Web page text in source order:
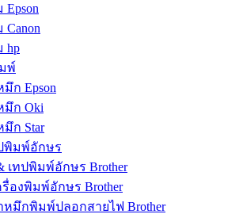
Epson
Canon
hp
พ์
ก Epson
มึก Oki
ก Star
พิมพ์อักษร
เทปพิมพ์อักษร Brother
รื่องพิมพ์อักษร Brother
หมึกพิมพ์ปลอกสายไฟ Brother